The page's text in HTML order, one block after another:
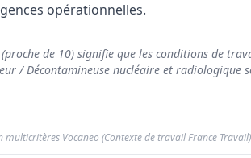
opérationnelles.
et radiologique
Note de confort
radiologique
(proche de 10) signifie que les conditions de
/ Décontamineuse nucléaire et radiologique
multicritères Vocaneo (Contexte de travail France